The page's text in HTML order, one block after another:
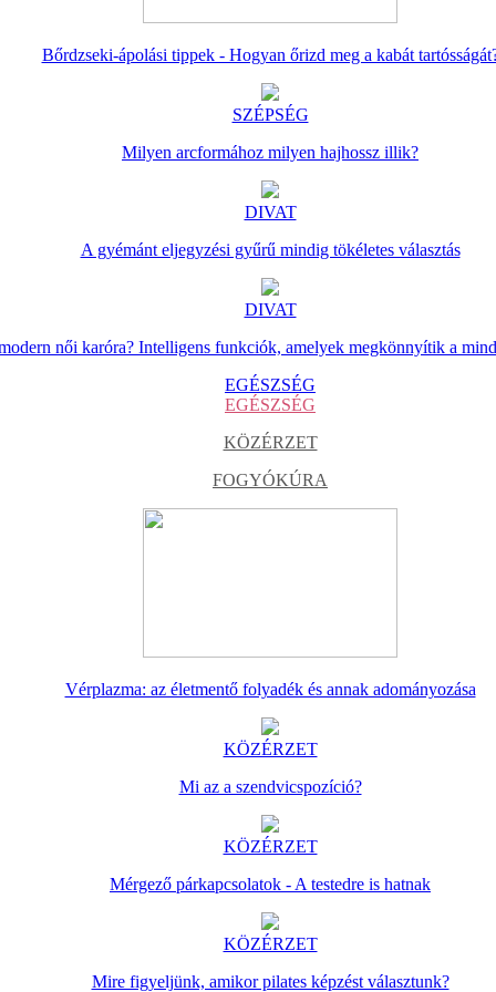
Bőrdzseki-ápolási tippek - Hogyan őrizd meg a kabát
SZÉPSÉG
Milyen arcformához milyen hajhossz illik?
DIVAT
A gyémánt eljegyzési gyűrű mindig tökéletes választás
DIVAT
női karóra? Intelligens funkciók, amelyek megkönnyítik a
EGÉSZSÉG
EGÉSZSÉG
KÖZÉRZET
FOGYÓKÚRA
Vérplazma: az életmentő folyadék és annak adományozása
KÖZÉRZET
Mi az a szendvicspozíció?
KÖZÉRZET
Mérgező párkapcsolatok - A testedre is hatnak
KÖZÉRZET
Mire figyeljünk, amikor pilates képzést választunk?